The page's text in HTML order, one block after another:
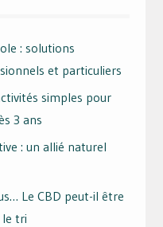
: solutions
et particuliers
simples pour
3 ans
: un allié naturel
Le CBD peut-il être
le tri